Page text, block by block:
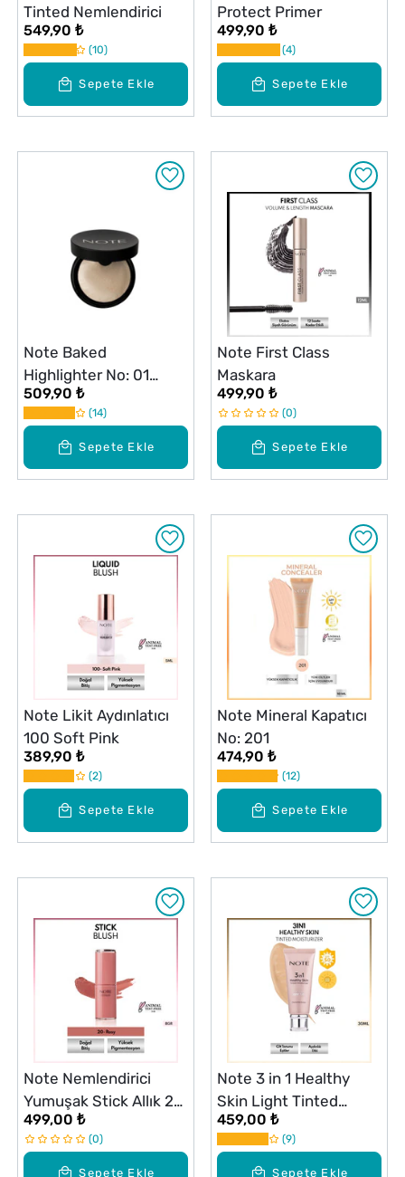
Sepete Ekle
Tinted Nemlendirici
549,90 ₺
10
Sepete Ekle
Protect Primer
499,90 ₺
4
Sepete Ekle
Note Baked
Highlighter No: 01
Moonlight
509,90 ₺
14
Sepete Ekle
Note First Class
Maskara
499,90 ₺
0
Sepete Ekle
Note Likit Aydınlatıcı
100 Soft Pink
389,90 ₺
2
Sepete Ekle
Note Mineral Kapatıcı
No: 201
474,90 ₺
12
Sepete Ekle
Note Nemlendirici
Yumuşak Stick Allık 20
Rosy
499,00 ₺
0
Sepete Ekle
Note 3 in 1 Healthy
Skin Light Tinted
Moisturizer SPF 50
Renk Ton Eşitleyici
Aydınlatıcı Krem
459,00 ₺
9